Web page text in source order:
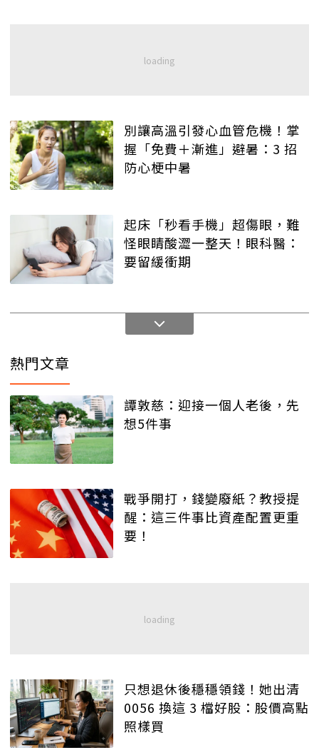
別讓高溫引發心血管危機！掌
握「免費＋漸進」避暑：3 招
防心梗中暑
起床「秒看手機」超傷眼，難
怪眼睛酸澀一整天！眼科醫：
要留緩衝期
熱門文章
譚敦慈：迎接一個人老後，先
想5件事
戰爭開打，錢變廢紙？教授提
醒：這三件事比資產配置更重
要！
只想退休後穩穩領錢！她出清
0056 換這 3 檔好股：股價高點
照樣買